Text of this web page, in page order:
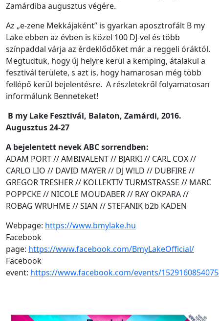
Zamárdiba augusztus végére.
Az „e-zene Mekkájaként” is gyarkan aposztrofált B my
Lake ebben az évben is közel 100 DJ-vel és több
színpaddal várja az érdeklődőket már a reggeli óráktól.
Megtudtuk, hogy új helyre kerül a kemping, átalakul a
fesztivál területe, s azt is, hogy hamarosan még több
fellépő kerül bejelentésre. A részletekről folyamatosan
informálunk Benneteket!
B my Lake Fesztivál, Balaton, Zamárdi, 2016.
Augusztus 24-27
A bejelentett nevek ABC sorrendben:
ADAM PORT // AMBIVALENT // BJARKI // CARL COX //
CARLO LIO // DAVID MAYER // DJ W!LD // DUBFIRE //
GREGOR TRESHER // KOLLEKTIV TURMSTRASSE // MARC
POPPCKE // NICOLE MOUDABER // RAY OKPARA //
ROBAG WRUHME // SIAN // STEFANIK b2b KADEN
Webpage: https://www.bmylake.hu
Facebook
page: https://www.facebook.com/BmyLakeOfficial/
Facebook
event: https://www.facebook.com/events/